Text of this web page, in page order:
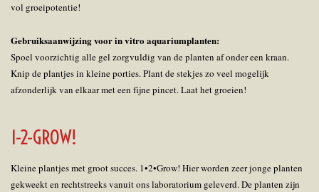
vol groeipotentie!
Gebruiksaanwijzing voor in vitro aquariumplanten:
Spoel voorzichtig alle gel zorgvuldig van de planten af onder een kraan.
Knip de plantjes in kleine porties. Plant de stekjes zo veel mogelijk
afzonderlijk van elkaar met een fijne pincet. Laat het groeien!
1-2-GROW!
Kleine plantjes met groot succes. 1•2•Grow! Hier worden zeer jonge planten
gekweekt en rechtstreeks vanuit ons laboratorium geleverd. De planten zijn